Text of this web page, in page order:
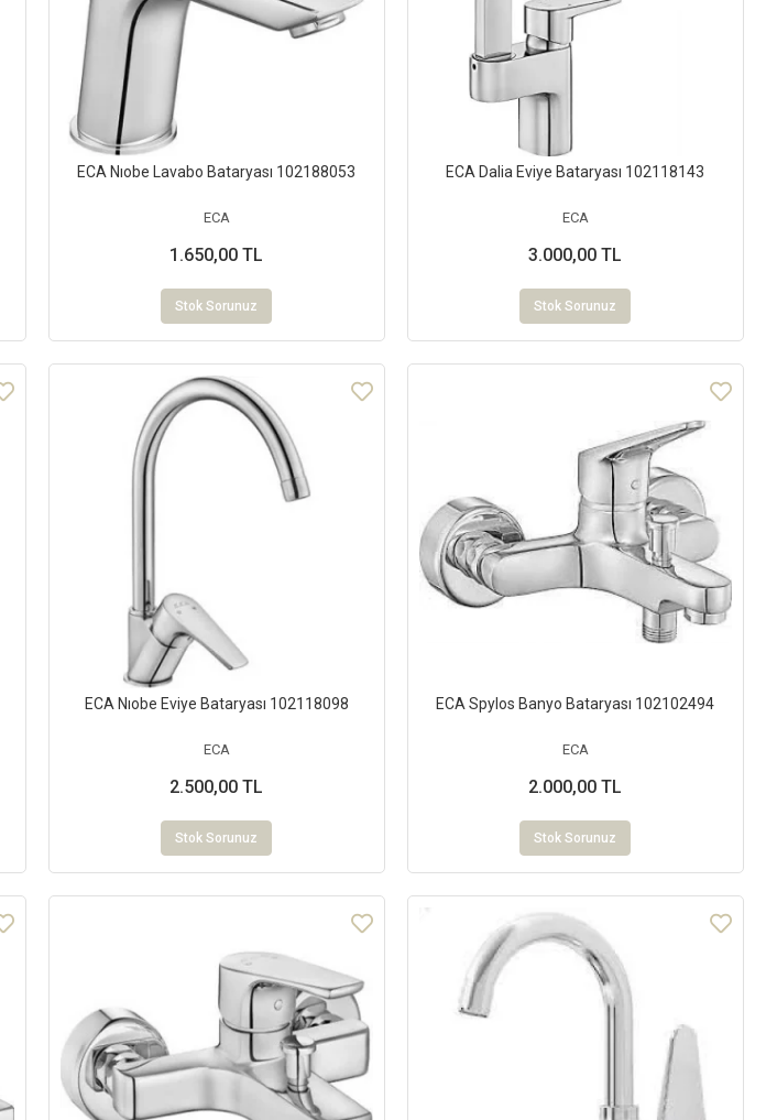
ECA Nıobe Lavabo Bataryası 102188053
ECA
1.650,00 TL
Stok Sorunuz
ECA Dalia Eviye Bataryası 102118143
ECA
3.000,00 TL
Stok Sorunuz
ECA Nıobe Eviye Bataryası 102118098
ECA
2.500,00 TL
Stok Sorunuz
ECA Spylos Banyo Bataryası 102102494
ECA
2.000,00 TL
Stok Sorunuz